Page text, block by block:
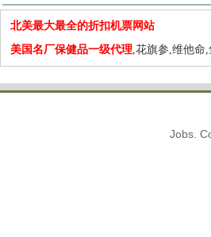
北美最大最全的折扣机票网站
美国名厂保健品一级代理,花旗参,维他命
Jobs.